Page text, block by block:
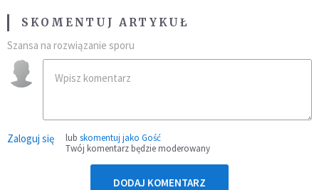
SKOMENTUJ ARTYKUŁ
Szansa na rozwiązanie sporu
Zaloguj się lub skomentuj jako Gość
Twój komentarz będzie moderowany
DODAJ KOMENTARZ